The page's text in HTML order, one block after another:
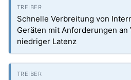
Schnelle Verbreitung von
Geräten mit Anforderungen
niedriger Latenz